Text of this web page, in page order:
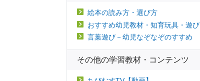
絵本の読み方・選び方
おすすめ幼児教材・知育玩具・遊び
言葉遊び－幼児なぞなぞのすすめ
その他の学習教材・コンテンツ